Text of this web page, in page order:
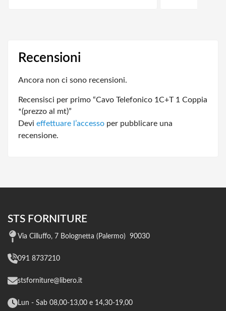
Recensioni
Ancora non ci sono recensioni.
Recensisci per primo “Cavo Telefonico 1C+T 1 Coppia
*(prezzo al mt)”
Devi effettuare l’accesso per pubblicare una
recensione.
STS FORNITURE
Via Cilluffo, 7 Bolognetta (Palermo) 90030
091 8737210
stsforniture@libero.it
Lun - Sab 08,00-13,00 e 14,30-19,00